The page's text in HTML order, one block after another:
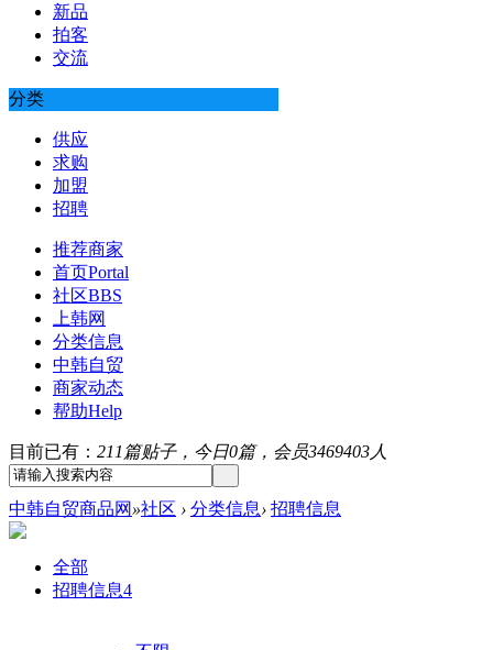
新品
拍客
交流
分类
供应
求购
加盟
招聘
推荐商家
首页Portal
社区BBS
上韩网
分类信息
中韩自贸
商家动态
帮助Help
目前已有： 211篇贴子，今日0篇，会员3469403人
中韩自贸商品网 »社区 › 分类信息› 招聘信息
全部
招聘信息4